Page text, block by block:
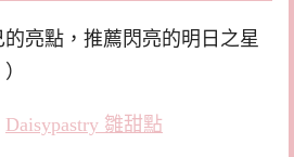
亮點，推薦閃亮的明日之星
Daisypastry 雛甜點